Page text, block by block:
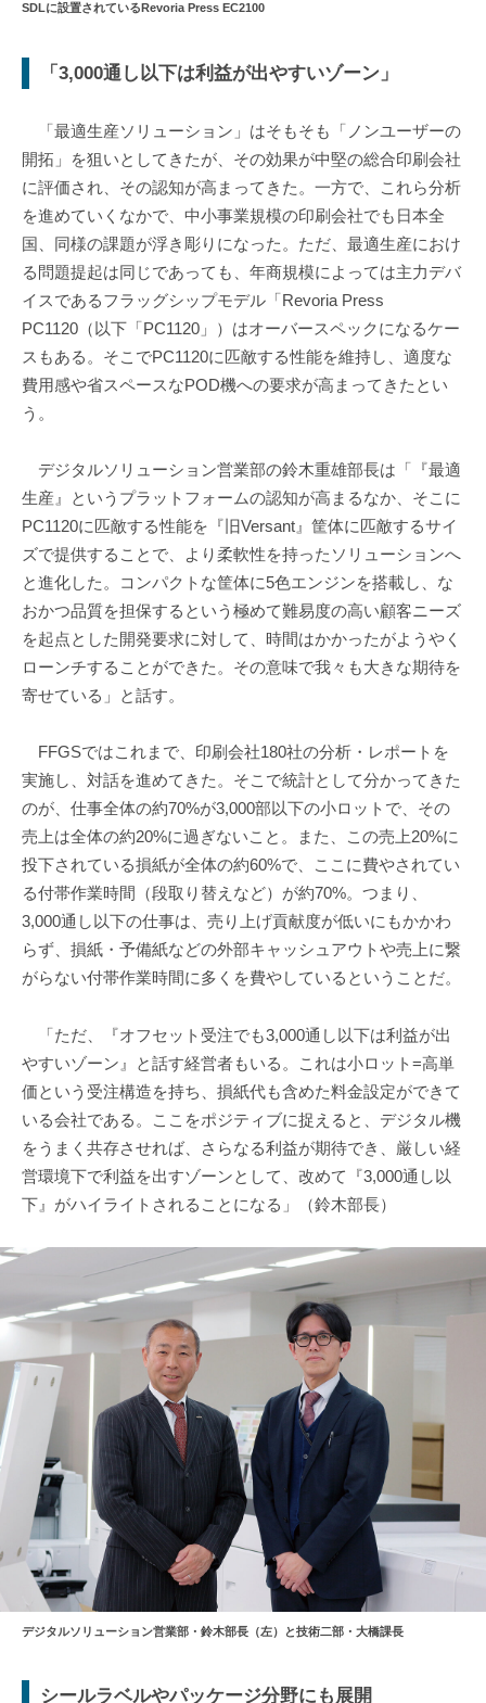
SDLに設置されているRevoria Press EC2100
「3,000通し以下は利益が出やすいゾーン」
「最適生産ソリューション」はそもそも「ノンユーザーの
開拓」を狙いとしてきたが、その効果が中堅の総合印刷会社
に評価され、その認知が高まってきた。一方で、これら分析
を進めていくなかで、中小事業規模の印刷会社でも日本全
国、同様の課題が浮き彫りになった。ただ、最適生産におけ
る問題提起は同じであっても、年商規模によっては主力デバ
イスであるフラッグシップモデル「Revoria Press
PC1120（以下「PC1120」）はオーバースペックになるケー
スもある。そこでPC1120に匹敵する性能を維持し、適度な
費用感や省スペースなPOD機への要求が高まってきたとい
う。
デジタルソリューション営業部の鈴木重雄部長は「『最適
生産』というプラットフォームの認知が高まるなか、そこに
PC1120に匹敵する性能を『旧Versant』筐体に匹敵するサイ
ズで提供することで、より柔軟性を持ったソリューションへ
と進化した。コンパクトな筐体に5色エンジンを搭載し、な
おかつ品質を担保するという極めて難易度の高い顧客ニーズ
を起点とした開発要求に対して、時間はかかったがようやく
ローンチすることができた。その意味で我々も大きな期待を
寄せている」と話す。
FFGSではこれまで、印刷会社180社の分析・レポートを
実施し、対話を進めてきた。そこで統計として分かってきた
のが、仕事全体の約70%が3,000部以下の小ロットで、その
売上は全体の約20%に過ぎないこと。また、この売上20%に
投下されている損紙が全体の約60%で、ここに費やされてい
る付帯作業時間（段取り替えなど）が約70%。つまり、
3,000通し以下の仕事は、売り上げ貢献度が低いにもかかわ
らず、損紙・予備紙などの外部キャッシュアウトや売上に繋
がらない付帯作業時間に多くを費やしているということだ。
「ただ、『オフセット受注でも3,000通し以下は利益が出
やすいゾーン』と話す経営者もいる。これは小ロット=高単
価という受注構造を持ち、損紙代も含めた料金設定ができて
いる会社である。ここをポジティブに捉えると、デジタル機
をうまく共存させれば、さらなる利益が期待でき、厳しい経
営環境下で利益を出すゾーンとして、改めて『3,000通し以
下』がハイライトされることになる」（鈴木部長）
デジタルソリューション営業部・鈴木部長（左）と技術二部・大橋課長
シールラベルやパッケージ分野にも展開